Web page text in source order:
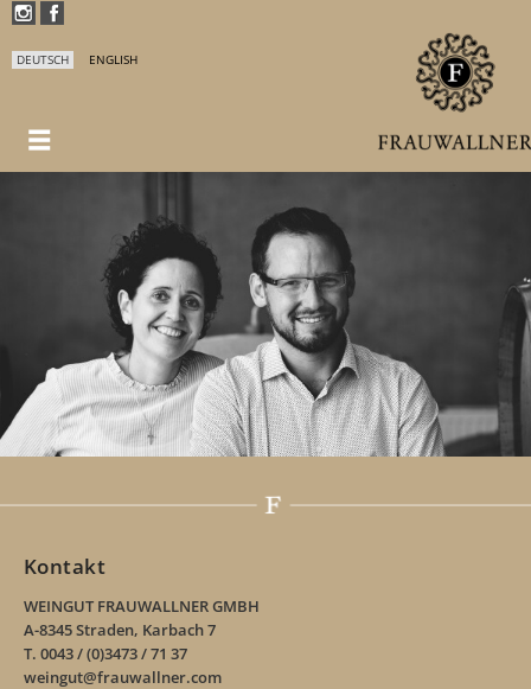
DEUTSCH ENGLISH
Kontakt
WEINGUT FRAUWALLNER GMBH
A-8345 Straden, Karbach 7
T. 0043 / (0)3473 / 71 37
weingut@frauwallner.com